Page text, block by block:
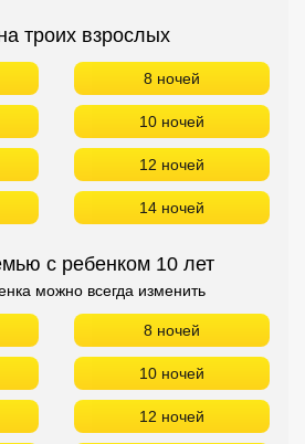
троих взрослых
8 ночей
10 ночей
12 ночей
14 ночей
с ребенком 10 лет
можно всегда изменить
8 ночей
10 ночей
12 ночей